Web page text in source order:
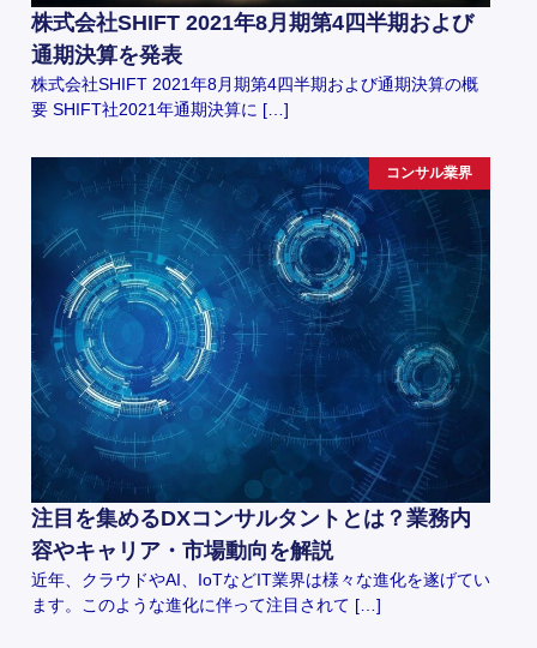
株式会社SHIFT 2021年8月期第4四半期および
通期決算を発表
株式会社SHIFT 2021年8月期第4四半期および通期決算の概
要 SHIFT社2021年通期決算に […]
コンサル業界
注目を集めるDXコンサルタントとは？業務内
容やキャリア・市場動向を解説
近年、クラウドやAI、IoTなどIT業界は様々な進化を遂げてい
ます。このような進化に伴って注目されて […]